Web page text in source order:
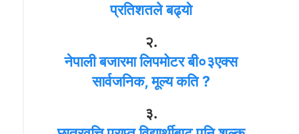
प्रतिशतले बढ्यो
२.
नेपाली बजारमा लिपमोटर बी०३एक्स
सार्वजनिक, मूल्य कति ?
३.